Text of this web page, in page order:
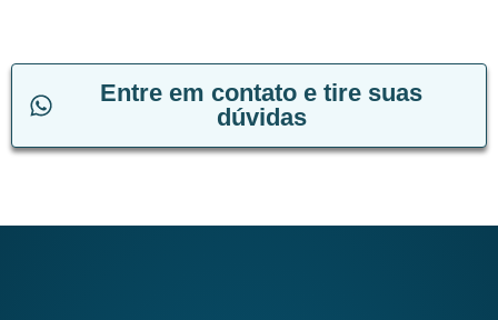
Entre em contato e tire suas
dúvidas